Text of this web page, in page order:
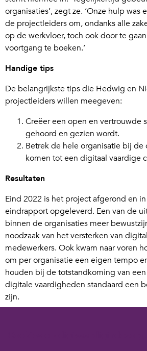
organisaties’, zegt ze. ‘Onze hulp
de projectleiders om, ondanks alle
op de werkvloer, toch ook door te
voortgang te boeken.’
Handige tips
De belangrijkste tips die Hedwig en
projectleiders willen meegeven:
Creëer een open en vertrouwde
gehoord en gezien wordt.
Betrek de hele organisatie bij
komen tot een digitaal vaardige
Resultaten
Eind 2022 is het project afgerond en
eindrapport opgeleverd. Een van de
binnen de organisaties meer
noodzaak van het versterken van
medewerkers. Ook kwam naar voren
om per organisatie een eigen tempo
houden bij de totstandkoming van
digitale vaardigheden standaard een
zijn.